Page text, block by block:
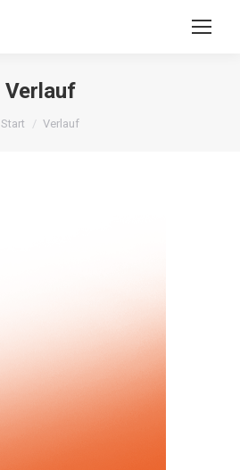
Verlauf
Sie befinden sich hier:
Start Verlauf